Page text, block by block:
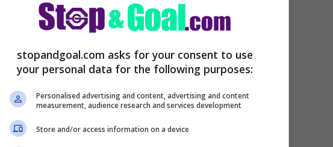
infortunato e in dubbio
stopandgoal.com asks for your consent to use
your personal data for the following purposes:
Personalised advertising and content, advertising and content
measurement, audience research and services development
Store and/or access information on a device